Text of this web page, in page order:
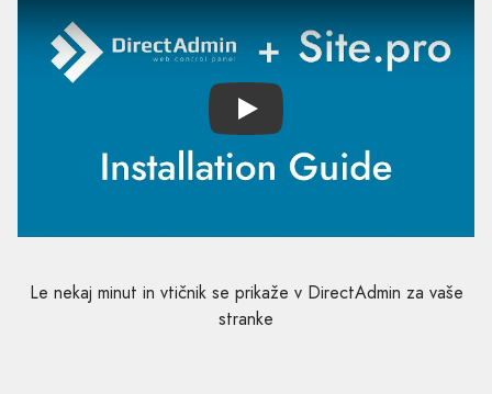
Play
Le nekaj minut in vtičnik se prikaže v DirectAdmin za vaše
stranke